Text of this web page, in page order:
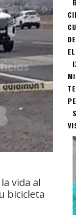
vida al
bicicleta